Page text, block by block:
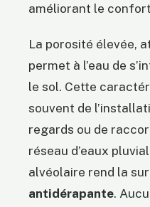
améliorant le
La porosité élevée,
permet à l’eau de
le sol. Cette
souvent de
regards ou de
réseau d’eaux
alvéolaire rend la
antidérapante.